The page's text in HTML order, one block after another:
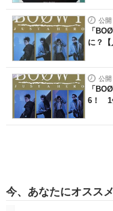
公開
「
に？【
公開
「
6！ 1
今、あなたにオススメ